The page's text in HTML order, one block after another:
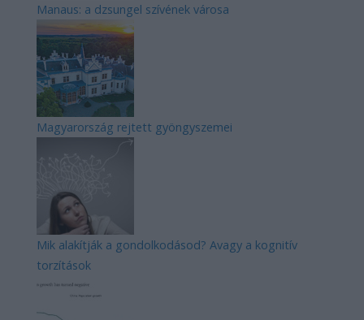
Manaus: a dzsungel szívének városa
Magyarország rejtett gyöngyszemei
Mik alakítják a gondolkodásod? Avagy a kognitív
torzítások